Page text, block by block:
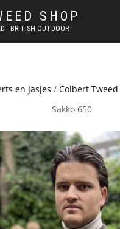
SHOP
- BRITISH OUTDOOR
en Jasjes / Colbert Tweed
Sakko 650